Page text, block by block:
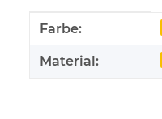
Produkteigenschaft
Wert
Farbe:
Material: